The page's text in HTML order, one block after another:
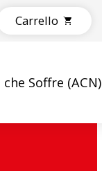
Carrello
Soffre (ACN)